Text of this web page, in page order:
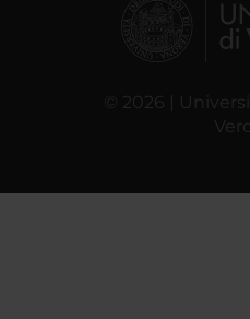
© 2026 |